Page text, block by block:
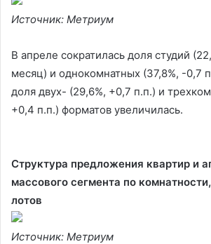
Источник: Метриум
В апреле сократилась доля студий
месяц) и однокомнатных (37,8%, -0,7
доля двух- (29,6%, +0,7 п.п.) и
+0,4 п.п.) форматов увеличилась.
Структура предложения квартир и
массового сегмента по
лотов
Источник: Метриум